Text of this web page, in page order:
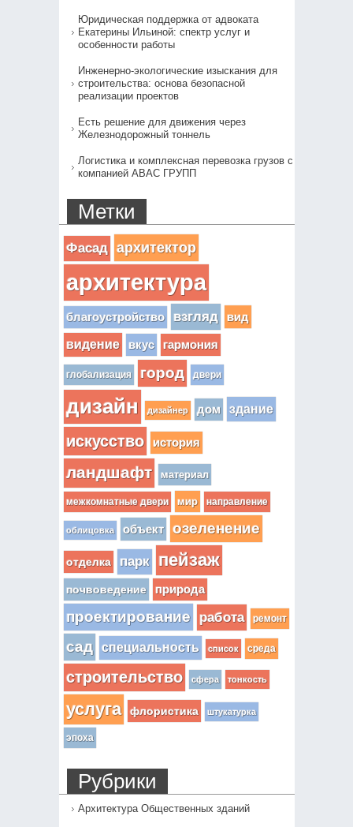
Юридическая поддержка от адвоката
Екатерины Ильиной: спектр услуг и
особенности работы
Инженерно-экологические изыскания для
строительства: основа безопасной
реализации проектов
Есть решение для движения через
Железнодорожный тоннель
Логистика и комплексная перевозка грузов с
компанией АВАС ГРУПП
Метки
Фасад архитектор
архитектура
благоустройство взгляд вид
видение вкус гармония
глобализация город двери
дизайн дизайнер дом здание
искусство история
ландшафт материал
межкомнатные двери мир направление
облицовка объект озеленение
отделка парк пейзаж
почвоведение природа
проектирование работа ремонт
сад специальность список среда
строительство сфера тонкость
услуга флористика штукатурка
эпоха
Рубрики
Архитектура Общественных зданий